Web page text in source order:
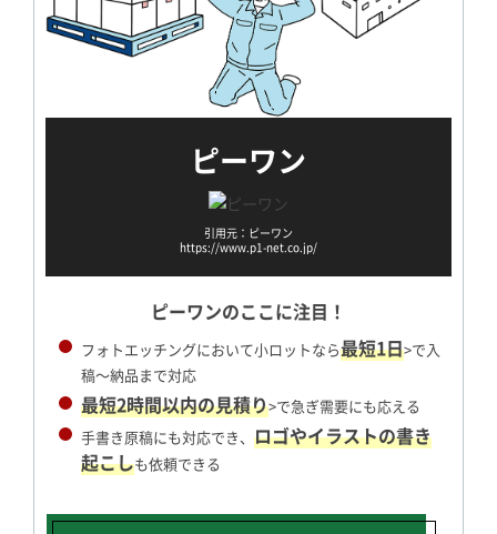
ピーワン
引用元：ピーワン
https://www.p1-net.co.jp/
ピーワンのここに注目！
フォトエッチングにおいて小ロットなら最短1日>で入
稿～納品まで対応
最短2時間以内の見積り>で急ぎ需要にも応える
手書き原稿にも対応でき、 ロゴやイラストの書き
起こしも依頼できる